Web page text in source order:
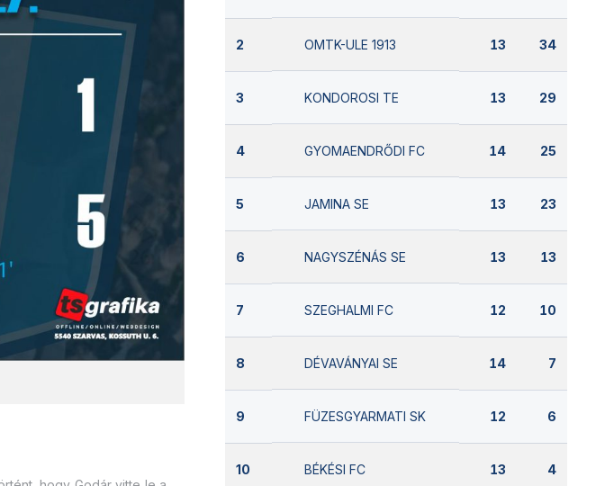
2 OMTK-ULE 1913 13 34
3 KONDOROSI TE 13 29
4 GYOMAENDRŐDI FC 14 25
5 JAMINA SE 13 23
6 NAGYSZÉNÁS SE 13 13
7 SZEGHALMI FC 12 10
8 DÉVAVÁNYAI SE 14 7
9 FÜZESGYARMATI SK 12 6
10 BÉKÉSI FC 13 4